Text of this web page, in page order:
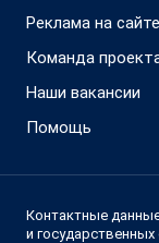
Реклама на сайте
Команда
Наши вакансии
Помощь
Контактные
и государственных